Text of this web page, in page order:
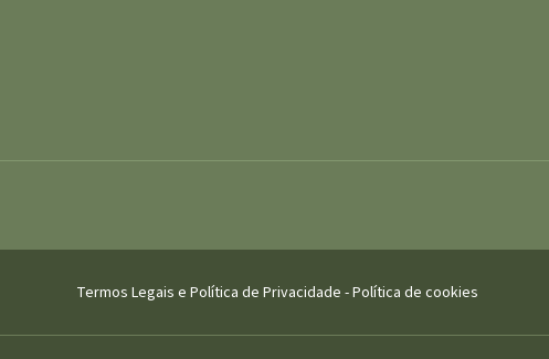
Termos Legais e Política de Privacidade -Política de cookies